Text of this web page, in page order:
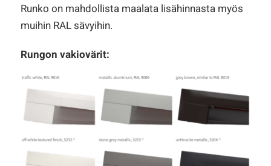
Runko on mahdollista maalata lisähinnasta myös
muihin RAL sävyihin.
Rungon vakiovärit: